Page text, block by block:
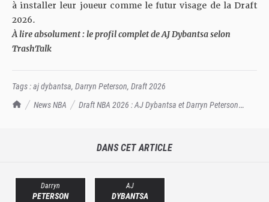
TrashTalk Actu NBA
News NBA
Draft NBA 2026 : AJ Dybantsa et Darryn Peterson
à installer leur joueur comme le futur visage de la Draft
2026.
À lire absolument :le profil complet de AJ Dybantsa selon
TrashTalk
Tags :aj dybantsa, Darryn Peterson, Draft 2026
DANS CET ARTICLE
Darryn
PETERSON
AJ
DYBANTSA